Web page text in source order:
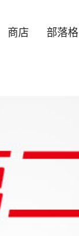
商店 部落格